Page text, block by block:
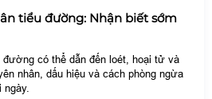
tiểu đường: Nhận biết sớm
đường có thể dẫn đến loét, hoại tử và
nhân, dấu hiệu và cách phòng ngừa
ngày.